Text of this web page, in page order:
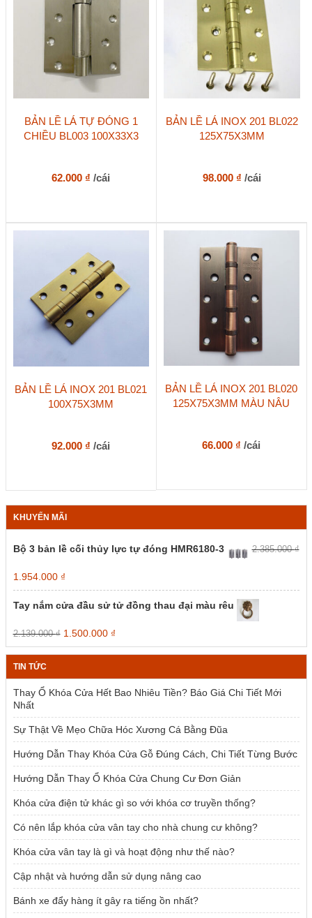
BẢN LỀ LÁ TỰ ĐÓNG 1
CHIỀU BL003 100X33X3
62.000 ₫ /cái
BẢN LỀ LÁ INOX 201 BL022
125X75X3MM
98.000 ₫ /cái
BẢN LỀ LÁ INOX 201 BL021
100X75X3MM
92.000 ₫ /cái
BẢN LỀ LÁ INOX 201 BL020
125X75X3MM MÀU NÂU
66.000 ₫ /cái
KHUYẾN MÃI
Bộ 3 bản lề cối thủy lực tự đóng HMR6180-3 2.385.000₫
Giá
gốc
là:
2.385.000 ₫.
1.954.000 ₫Giá
hiện
tại
Tay nắm cửa đầu sử tử đồng thau đại màu rêu
2.139.000₫ Giá
gốc
là:
1.500.000 ₫Giá
hiện
tại
1.500.000 ₫.
TIN TỨC
Thay Ổ Khóa Cửa Hết Bao Nhiêu Tiền? Báo Giá Chi Tiết Mới
Nhất
Sự Thật Về Mẹo Chữa Hóc Xương Cá Bằng Đũa
Hướng Dẫn Thay Khóa Cửa Gỗ Đúng Cách, Chi Tiết Từng Bước
Hướng Dẫn Thay Ổ Khóa Cửa Chung Cư Đơn Giản
Khóa cửa điện tử khác gì so với khóa cơ truyền thống?
Có nên lắp khóa cửa vân tay cho nhà chung cư không?
Khóa cửa vân tay là gì và hoạt động như thế nào?
Cập nhật và hướng dẫn sử dụng nâng cao
Bánh xe đẩy hàng ít gây ra tiếng ồn nhất?